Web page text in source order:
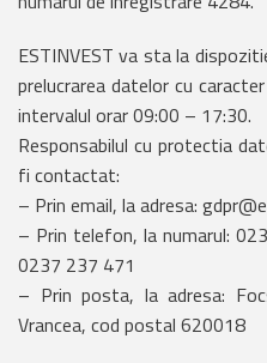
ESTINVEST va sta la
prelucrarea datelor cu
intervalul orar 09:00 – 17:30.
Responsabilul cu protectia
fi contactat:
– Prin email, la adresa:
– Prin telefon, la numarul:
0237 237 471
– Prin posta, la adresa:
Vrancea, cod postal 620018